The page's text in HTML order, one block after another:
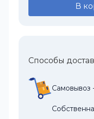
В
Способы
Самовывоз